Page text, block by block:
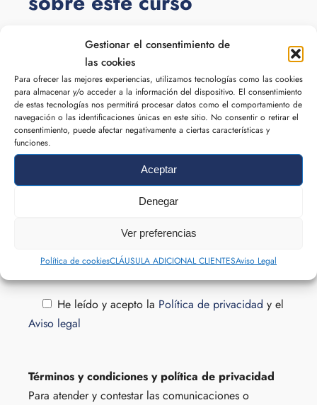
Gestionar el consentimiento de
las cookies
Para ofrecer las mejores experiencias, utilizamos tecnologías como las cookies
para almacenar y/o acceder a la información del dispositivo. El consentimiento
de estas tecnologías nos permitirá procesar datos como el comportamiento de
navegación o las identificaciones únicas en este sitio. No consentir o retirar el
consentimiento, puede afectar negativamente a ciertas características y
funciones.
Aceptar
Denegar
Ver preferencias
Política de cookiesCLÁUSULA ADICIONAL CLIENTESAviso Legal
CORREO ELECTRÓNICO
He leído y acepto la Política de privacidad y el
Aviso legal
Términos y condiciones y política de privacidad
Para atender y contestar las comunicaciones o